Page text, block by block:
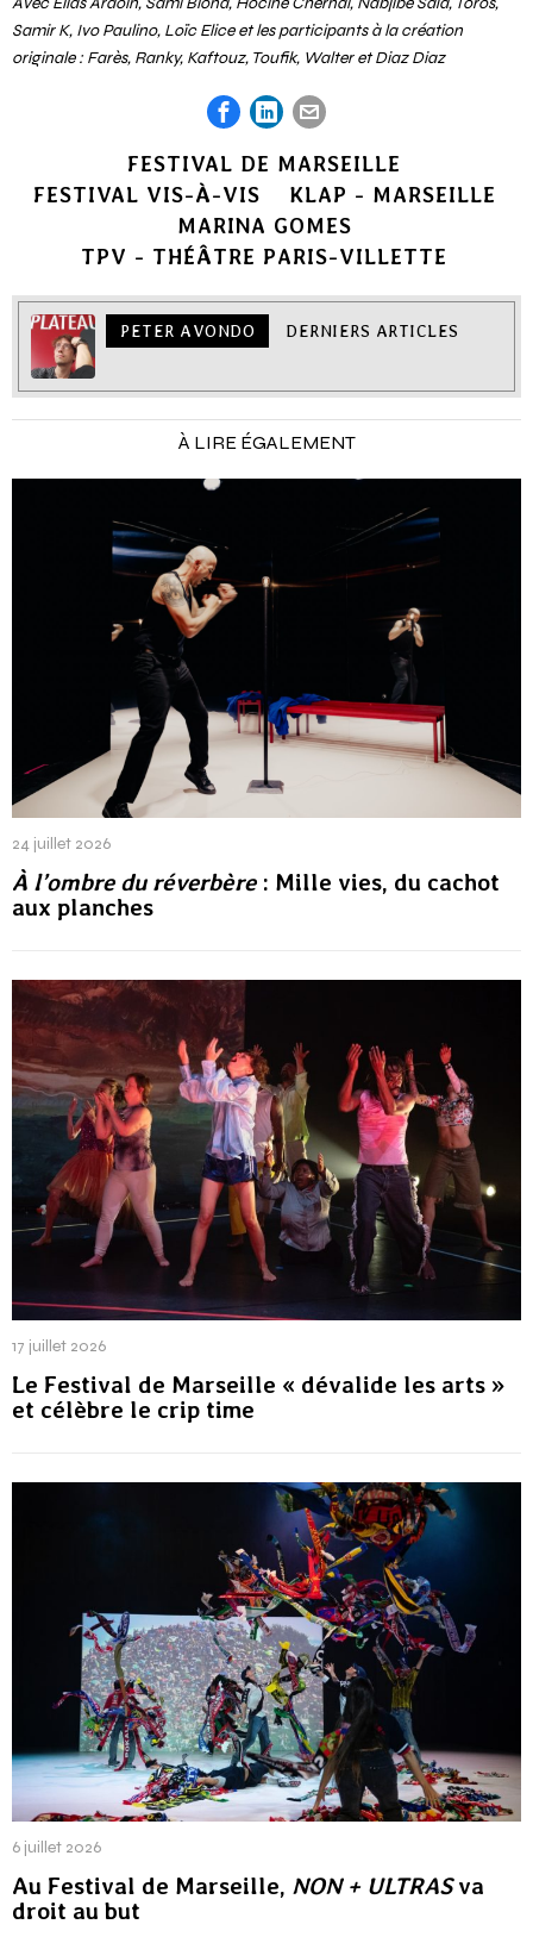
Samir K, Ivo Paulino, Loïc Elice et les participants à la création
originale : Farès, Ranky, Kaftouz, Toufik, Walter et Diaz Diaz
FESTIVAL DE MARSEILLE
FESTIVAL VIS-À-VIS
KLAP - MARSEILLE
MARINA GOMES
TPV - THÉÂTRE PARIS-VILLETTE
PETER AVONDO DERNIERS ARTICLES
À LIRE ÉGALEMENT
24 juillet 2026
À l’ombre du réverbère: Mille vies, du cachot
aux planches
17 juillet 2026
Le Festival de Marseille « dévalide les arts »
et célèbre le crip time
6 juillet 2026
Au Festival de Marseille, NON + ULTRASva
droit au but